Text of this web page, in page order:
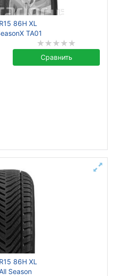
86H XL
TA01
Сравнить
86H XL
Season